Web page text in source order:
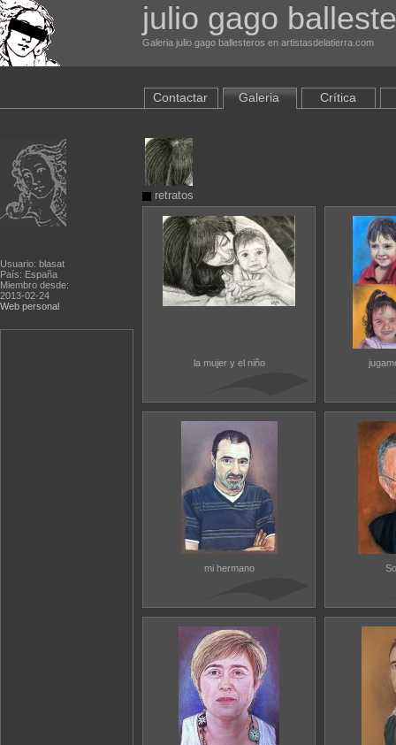
julio gago
Galeria julio gago ballesteros en artistasdelatierra.com
Usuario: blasat
País: España
Miembro desde:
2013-02-24
Web personal
Contactar Galeria Crítica
retratos
la mujer y el niño
mi hermano